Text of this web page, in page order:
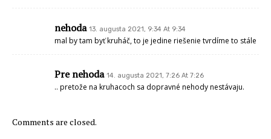
nehoda 13. augusta 2021, 9:34 At 9:34
mal by tam byť kruháč, to je jedine riešenie tvrdíme to stále
Pre nehoda 14. augusta 2021, 7:26 At 7:26
.. pretože na kruhacoch sa dopravné nehody nestávaju.
Comments are closed.